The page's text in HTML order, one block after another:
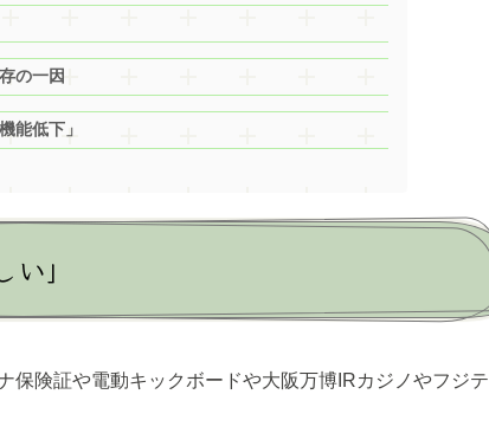
の一因
能低下」
」
保険証や電動キックボードや大阪万博IRカジノやフジテ